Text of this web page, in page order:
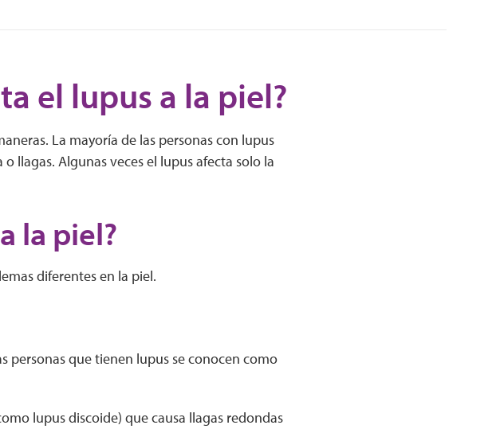
el lupus a la piel?
La mayoría de las personas con lupus
llagas. Algunas veces el lupus afecta solo la
la piel?
diferentes en la piel.
personas que tienen lupus se conocen como
lupus discoide) que causa llagas redondas